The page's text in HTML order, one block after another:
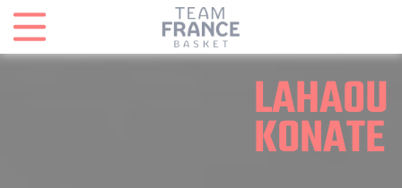
LAHAOU
KONATE
Panneau de gestion des cookies